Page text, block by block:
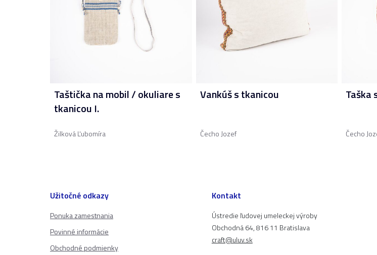
Taštička na mobil / okuliare s
tkanicou I.
Žilková Ľubomíra
Vankúš s tkanicou
Čecho Jozef
Taška
Čecho
Užitočné odkazy
Ponuka zamestnania
Povinné informácie
Obchodné podmienky
Kontakt
Ústredie ľudovej umeleckej výroby
Obchodná 64, 816 11 Bratislava
craft@uluv.sk